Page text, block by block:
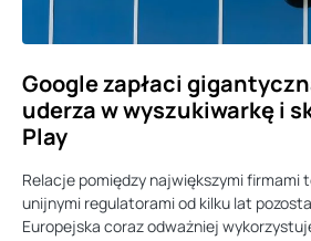
Google zapłaci
uderza w wyszukiwarkę i
Play
Relacje pomiędzy największymi firmami
unijnymi regulatorami od kilku lat
Europejska coraz odważniej